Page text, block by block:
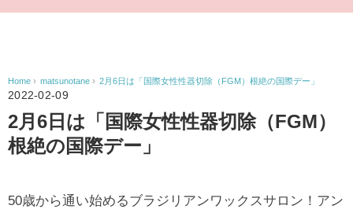
Home › matsunotane › 2月6日は「国際女性性器切除（FGM）根絶の国際デー」
2022-02-09
2月6日は「国際女性性器切除（FGM）
根絶の国際デー」
50歳から通い始めるブラジリアンワックスサロン！アン